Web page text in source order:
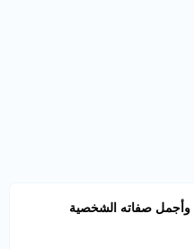
وأجمل صفاته الشخصية